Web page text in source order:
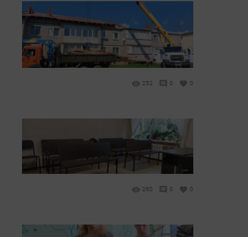
252 0 0
260 0 0